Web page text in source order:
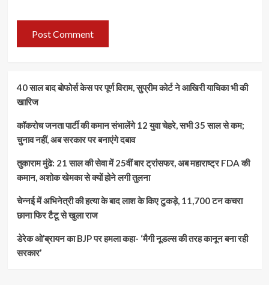
40 साल बाद बोफोर्स केस पर पूर्ण विराम, सुप्रीम कोर्ट ने आखिरी याचिका भी की
खारिज
कॉकरोच जनता पार्टी की कमान संभालेंगे 12 युवा चेहरे, सभी 35 साल से कम;
चुनाव नहीं, अब सरकार पर बनाएंगे दबाव
तुकाराम मुंढे: 21 साल की सेवा में 25वीं बार ट्रांसफर, अब महाराष्ट्र FDA की
कमान, अशोक खेमका से क्यों होने लगी तुलना
चेन्नई में अभिनेत्री की हत्या के बाद लाश के किए टुकड़े, 11,700 टन कचरा
छाना फिर टैटू से खुला राज
डेरेक ओ’ब्रायन का BJP पर हमला कहा- ‘मैगी नूडल्स की तरह कानून बना रही
सरकार’